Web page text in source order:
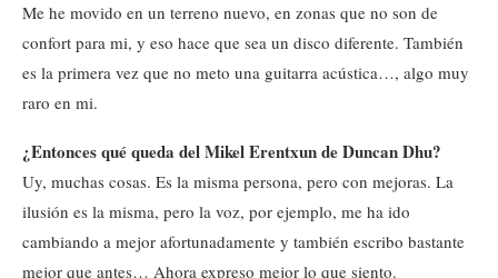
Me he movido en un terreno nuevo, en zonas que no son de
confort para mi, y eso hace que sea un disco diferente. También
es la primera vez que no meto una guitarra acústica…, algo muy
raro en mi.
¿Entonces qué queda del Mikel Erentxun de Duncan Dhu?
Uy, muchas cosas. Es la misma persona, pero con mejoras. La
ilusión es la misma, pero la voz, por ejemplo, me ha ido
cambiando a mejor afortunadamente y también escribo bastante
mejor que antes… Ahora expreso mejor lo que siento.